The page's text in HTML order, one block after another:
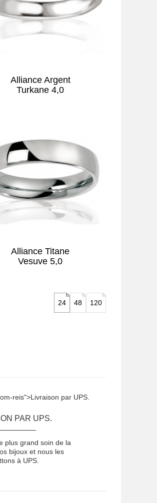
Alliance Argent
Turkane 4,0
Alliance Titane
Vesuve 5,0
24 48 120
PAR UPS.
plus grand soin de la
bijoux et nous les
à UPS.